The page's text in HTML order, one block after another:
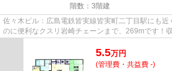
階数：3階建
佐々木ビル：広島電鉄皆実線皆実町二丁目駅にも近
のに便利なクスリ岩崎チェーンまで、269mです！
5.5万円
(管理費・共益費 -)